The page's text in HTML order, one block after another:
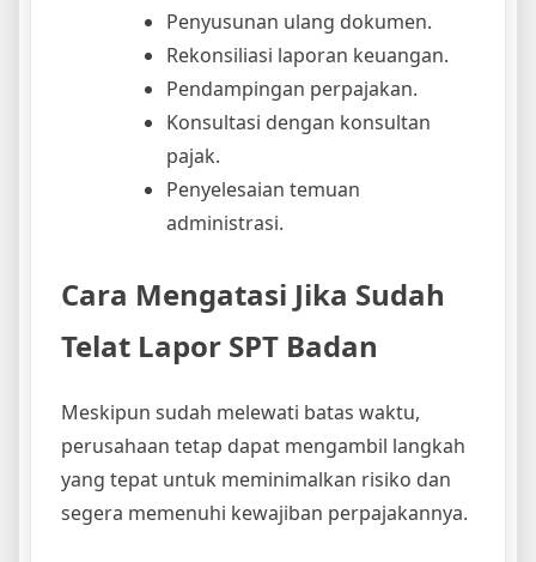
Penyusunan ulang dokumen.
Rekonsiliasi laporan keuangan.
Pendampingan perpajakan.
Konsultasi dengan konsultan
pajak.
Penyelesaian temuan
administrasi.
Cara Mengatasi Jika Sudah
Telat Lapor SPT Badan
Meskipun sudah melewati batas waktu,
perusahaan tetap dapat mengambil langkah
yang tepat untuk meminimalkan risiko dan
segera memenuhi kewajiban perpajakannya.